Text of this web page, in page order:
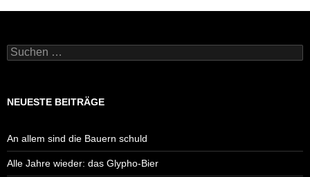
Suchen
nach:
NEUESTE BEITRÄGE
An allem sind die Bauern schuld
Alle Jahre wieder: das Glypho-Bier